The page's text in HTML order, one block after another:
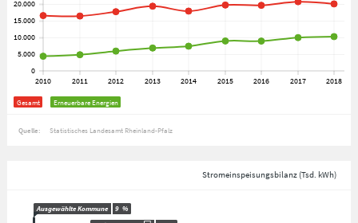
Gesamt Erneuerbare Energien
Quelle: Statistisches Landesamt Rheinland-Pfalz
Stromeinspeisungsbilanz (Tsd. kWh)
Ausgewählte Kommune 9 %